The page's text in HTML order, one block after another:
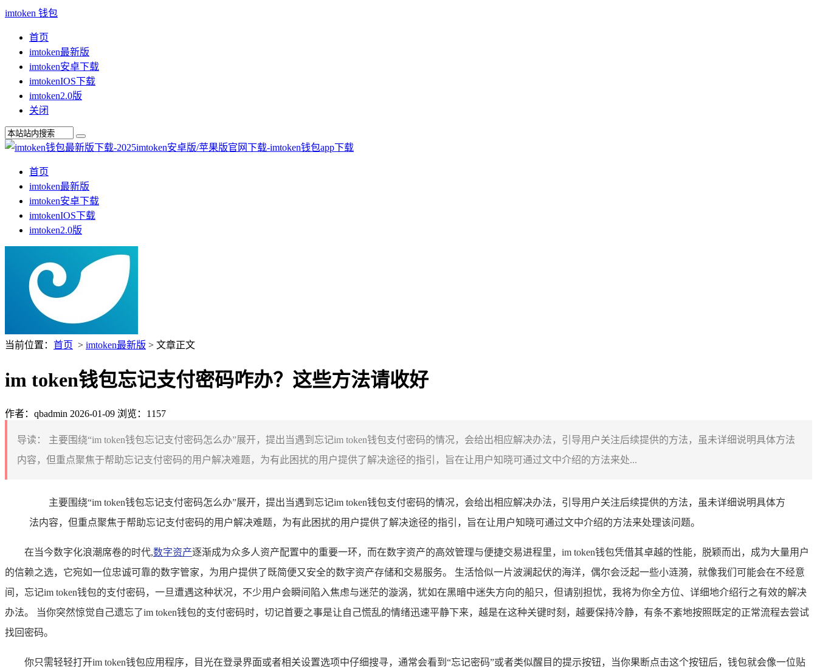
imtoken 钱包
首页
imtoken最新版
imtoken安卓下载
imtokenIOS下载
imtoken2.0版
关闭
首页
imtoken最新版
imtoken安卓下载
imtokenIOS下载
imtoken2.0版
当前位置： 首页 > imtoken最新版 > 文章正文
im token钱包忘记支付密码咋办？这些方法请收好
作者：qbadmin 2026-01-09 浏览：1157
导读：
主要围绕“im token钱包忘记支付密码怎么办”展开，提出当遇到忘记im token钱包支付密码的情况，会给出相应解决办法，引导用户关注后续提供的方法，虽未详细说明具体方法
内容，但重点聚焦于帮助忘记支付密码的用户解决难题，为有此困扰的用户提供了解决途径的指引，旨在让用户知晓可通过文中介绍的方法来处...
主要围绕“im token钱包忘记支付密码怎么办”展开，提出当遇到忘记im token钱包支付密码的情况，会给出相应解决办法，引导用户关注后续提供的方法，虽未详细说明具体方
法内容，但重点聚焦于帮助忘记支付密码的用户解决难题，为有此困扰的用户提供了解决途径的指引，旨在让用户知晓可通过文中介绍的方法来处理该问题。
在当今数字化浪潮席卷的时代,数字资产逐渐成为众多人资产配置中的重要一环，而在数字资产的高效管理与便捷交易进程里，im token钱包凭借其卓越的性能，脱颖而出，成为大量用户
的信赖之选，它宛如一位忠诚可靠的数字管家，为用户提供了既简便又安全的数字资产存储和交易服务。 生活恰似一片波澜起伏的海洋，偶尔会泛起一些小涟漪，就像我们可能会在不经意
间，忘记im token钱包的支付密码，一旦遭遇这种状况，不少用户会瞬间陷入焦虑与迷茫的漩涡，犹如在黑暗中迷失方向的船只，但请别担忧，我将为你全方位、详细地介绍行之有效的解决
办法。 当你突然惊觉自己遗忘了im token钱包的支付密码时，切记首要之事是让自己慌乱的情绪迅速平静下来，越是在这种关键时刻，越要保持冷静，有条不紊地按照既定的正常流程去尝试
找回密码。
你只需轻轻打开im token钱包应用程序，目光在登录界面或者相关设置选项中仔细搜寻，通常会看到“忘记密码”或者类似醒目的提示按钮，当你果断点击这个按钮后，钱包就会像一位贴